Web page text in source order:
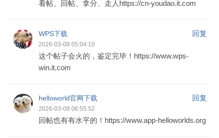
看帖、回帖、拿分、走人https://cn-youdao.it.com
WPS下载 回复
2026-03-08 05:04:10
这个帖子会火的，鉴定完毕！https://www.wps-
win.it.com
helloworld官网下载 回复
2026-03-08 06:55:52
回帖也有有水平的！https://www.app-helloworlds.org